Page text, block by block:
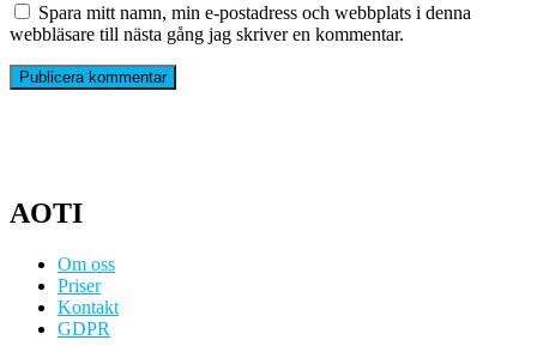
Spara mitt namn, min e-postadress och webbplats i denna
webbläsare till nästa gång jag skriver en kommentar.
AOTI
Om oss
Priser
Kontakt
GDPR